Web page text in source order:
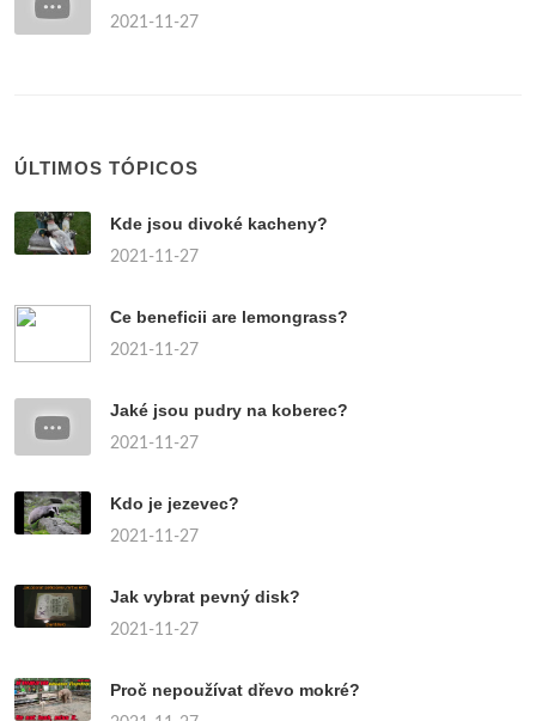
2021-11-27
ÚLTIMOS TÓPICOS
Kde jsou divoké kacheny?
2021-11-27
Ce beneficii are lemongrass?
2021-11-27
Jaké jsou pudry na koberec?
2021-11-27
Kdo je jezevec?
2021-11-27
Jak vybrat pevný disk?
2021-11-27
Proč nepoužívat dřevo mokré?